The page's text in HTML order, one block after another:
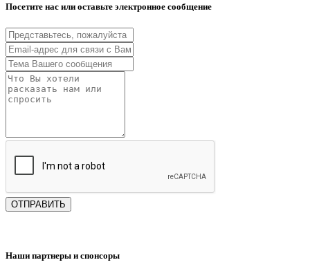
Посетите нас или оставьте электронное сообщение
ОТПРАВИТЬ
Наши партнеры и спонсоры